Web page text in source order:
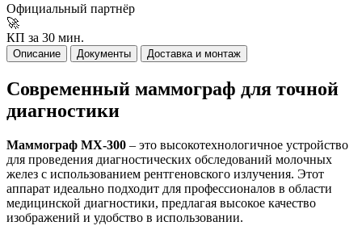
Официальный партнёр
🚀
КП за 30 мин.
Описание Документы Доставка и монтаж
Современный маммограф для точной
диагностики
Маммограф MX-300 – это высокотехнологичное устройство
для проведения диагностических обследований молочных
желез с использованием рентгеновского излучения. Этот
аппарат идеально подходит для профессионалов в области
медицинской диагностики, предлагая высокое качество
изображений и удобство в использовании.